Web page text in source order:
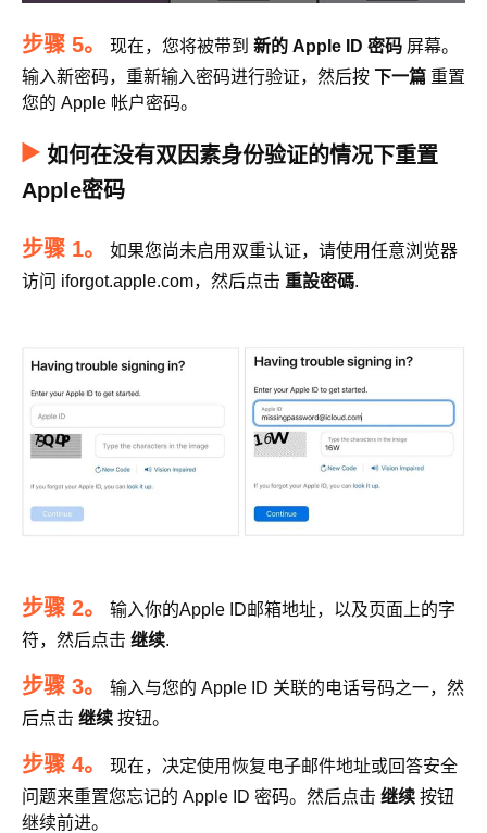
步骤 5。 现在，您将被带到 新的 Apple ID 密码 屏幕。
输入新密码，重新输入密码进行验证，然后按 下一篇 重置
您的 Apple 帐户密码。
如何在没有双因素身份验证的情况下重置
Apple密码
步骤 1。
如果您尚未启用双重认证，请使用任意浏览器
访问 iforgot.apple.com，然后点击 重設密碼.
步骤 2。
输入你的Apple ID邮箱地址，以及页面上的字
符，然后点击 继续.
步骤 3。
输入与您的 Apple ID 关联的电话号码之一，然
后点击 继续 按钮。
步骤 4。
现在，决定使用恢复电子邮件地址或回答安全
问题来重置您忘记的 Apple ID 密码。然后点击 继续 按钮
继续前进。